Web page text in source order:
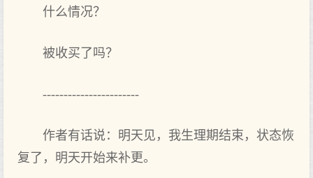
什么情况？
被收买了吗？
-----------------------
作者有话说：明天见，我生理期结束，状态恢
复了，明天开始来补更。